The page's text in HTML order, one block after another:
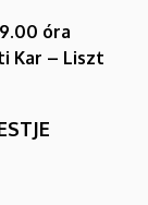
óra
Kar – Liszt